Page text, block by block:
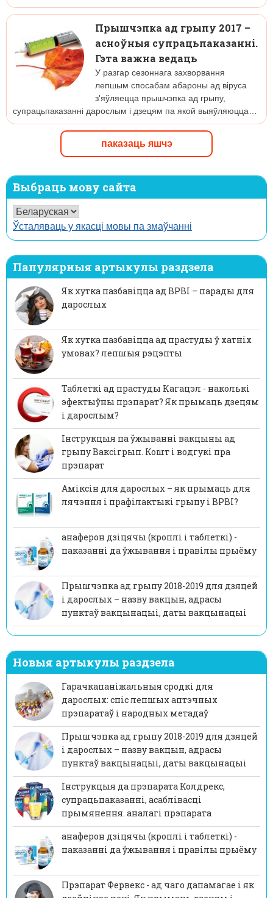
Прышчэпка ад грыпу 2017 –
асноўныя супрацьпаказанні.
Гэта важна ведаць
У разгар сезоннага захворвання
лепшым спосабам абароны ад віруса
з'яўляецца прышчэпка ад грыпу,
супрацьпаказанні дарослым і дзецям па якой выяўляюцца…
паказаць яшчэ
Выбраць мову сайта
Ўсталяваць у якасці мовы па змаўчанні
Папулярныя артыкулы раздзела
Як хутка пазбавіцца ад ВРВІ – парады для
дарослых
Як хутка пазбавіцца ад прастуды ў хатніх
умовах? лепшыя рэцэпты
Таблеткі ад прастуды Кагацэл - наколькі
эфектыўны прэпарат? Як прымаць дзецям
і дарослым?
Інструкцыя па ўжыванні вакцыны ад
грыпу Ваксігрып. Кошт і водгукі пра
прэпарат
Аміксін для дарослых – як прымаць для
лячэння і прафілактыкі грыпу і ВРВІ?
анаферон дзіцячы (кроплі і таблеткі) -
паказанні да ўжывання і правілы прыёму
Прышчэпка ад грыпу 2018-2019 для дзяцей
і дарослых – назву вакцын, адрасы
пунктаў вакцынацыі, даты вакцынацыі
Новыя артыкулы раздзела
Гарачкапаніжальныя сродкі для
дарослых: спіс лепшых аптэчных
прэпаратаў і народных метадаў
Прышчэпка ад грыпу 2018-2019 для дзяцей
і дарослых – назву вакцын, адрасы
пунктаў вакцынацыі, даты вакцынацыі
Інструкцыя да прэпарата Колдрекс,
супрацьпаказанні, асаблівасці
прымянення. аналагі прэпарата
анаферон дзіцячы (кроплі і таблеткі) -
паказанні да ўжывання і правілы прыёму
Прэпарат Фервекс - ад чаго дапамагае і як